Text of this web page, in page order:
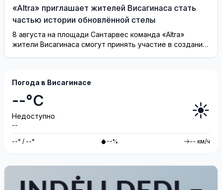
«Altra» приглашает жителей Висагинаса стать
частью истории обновлённой стелы
8 августа на площади Сантарвес команда «Altra»
жители Висагинаса смогут принять участие в создании
Погода в Висагинасе
--°C
Недоступно
--
☀️
--° / --° --% -- км/ч